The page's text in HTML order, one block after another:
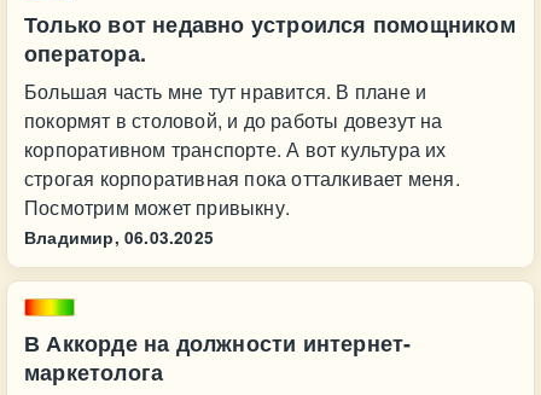
Только вот недавно устроился помощником
оператора.
Большая часть мне тут нравится. В плане и
покормят в столовой, и до работы довезут на
корпоративном транспорте. А вот культура их
строгая корпоративная пока отталкивает меня.
Посмотрим может привыкну.
Владимир, 06.03.2025
В Аккорде на должности интернет-
маркетолога